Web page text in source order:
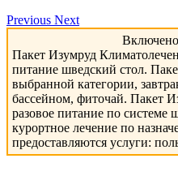
Previous Next
Пакет Изумруд
питание шведский стол.
выбранной категории,
бассейном, фиточай. Пакет
разовое питание по системе
курортное лечение по
предоставляются услуги: